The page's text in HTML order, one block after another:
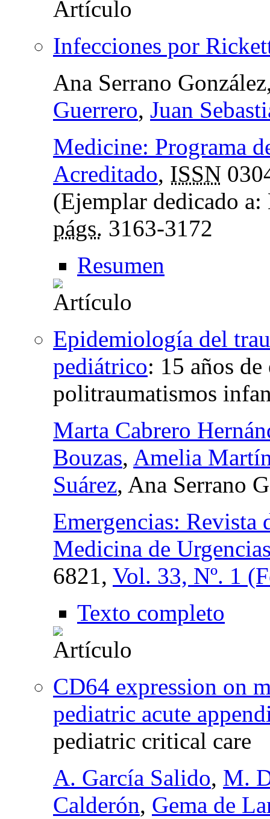
Infecciones por
Ana Serrano
Guerrero, Juan
Medicine: Programa
Acreditado, ISSN
(Ejemplar dedicado
págs. 3163-3172
Resumen
Epidemiología del
pediátrico: 15 años
politraumatismos
Marta Cabrero
Bouzas, Amelia
Suárez, Ana Serrano
Emergencias: Revista
Medicina de
6821, Vol. 33, Nº. 1
Texto completo
CD64 expression on
pediatric acute
pediatric critical care
A. García Salido, M.
Calderón, Gema de